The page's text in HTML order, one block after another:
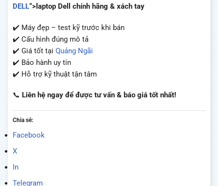
DELL“>laptop Dell chính hãng & xách tay
✔️ Máy đẹp – test kỹ trước khi bán
✔️ Cấu hình đúng mô tả
✔️ Giá tốt tại Quảng Ngãi
✔️ Bảo hành uy tín
✔️ Hỗ trợ kỹ thuật tận tâm
📞 Liên hệ ngay để được tư vấn & báo giá tốt nhất!
Chia sẻ:
Facebook
X
In
Telegram